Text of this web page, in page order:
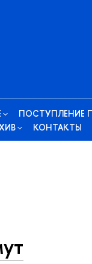
ПОСТУПЛЕНИЕ
КОНТАКТЫ